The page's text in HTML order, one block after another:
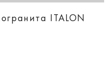
ITALON